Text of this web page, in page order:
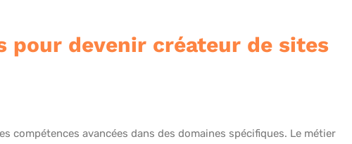
pour devenir créateur de sites
compétences avancées dans des domaines spécifiques. Le métier